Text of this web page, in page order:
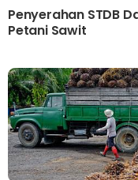
Penyerahan STDB
Petani Sawit